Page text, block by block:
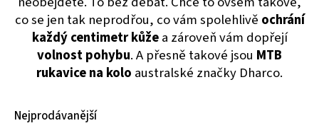
co se jen tak neprodřou, co vám spolehlivě ochrání
každý centimetr kůžea zároveň vám dopřejí
volnost pohybu. A přesně takové jsou MTB
rukavice na kolo australské značky Dharco.
Nejprodávanější